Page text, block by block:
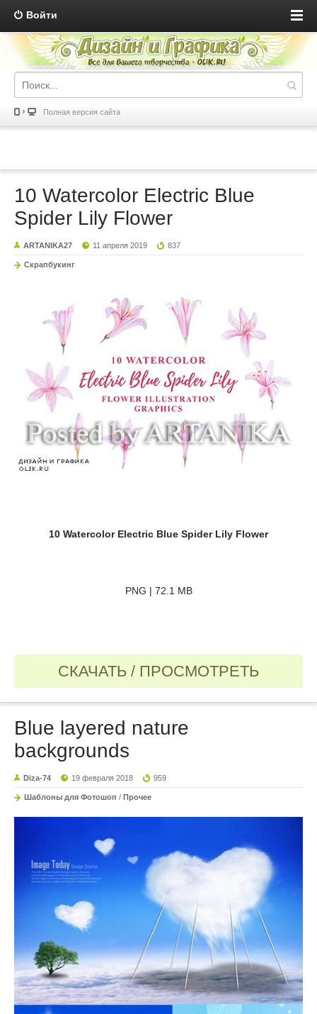
Войти
Полная версия сайта
10 Watercolor Electric Blue
Spider Lily Flower
ARTANIKA27 11 апреля 2019 837
Скрапбукинг
10 Watercolor Electric Blue Spider Lily Flower
PNG | 72.1 MB
СКАЧАТЬ / ПРОСМОТРЕТЬ
Blue layered nature
backgrounds
Diza-74 19 февраля 2018 959
Шаблоны для Фотошоп / Прочее